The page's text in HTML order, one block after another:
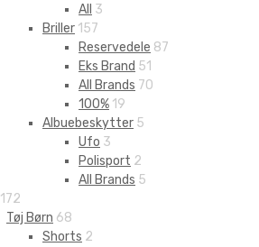
All 3
Briller 157
Reservedele 87
Eks Brand 51
All Brands 70
100% 19
Albuebeskytter 5
Ufo 3
Polisport 2
All Brands 5
172
Tøj Børn 68
Shorts 2